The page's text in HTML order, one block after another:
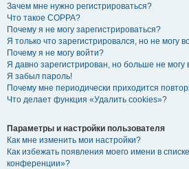
Зачем мне нужно регистрироваться?
Что такое COPPA?
Почему я не могу зарегистрироваться?
Я только что зарегистрировался, но не могу
Почему я не могу войти?
Я давно зарегистрирован, но больше не могу
Я забыл пароль!
Почему мне периодически приходится
Что делает функция «Удалить cookies»?
Параметры и настройки пользователя
Как мне изменить мои настройки?
Как избежать появления моего имени в
конференции»?